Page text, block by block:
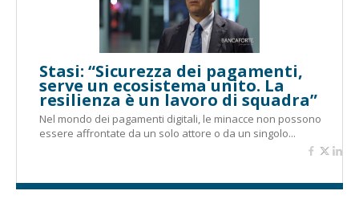
Stasi: “Sicurezza dei pagamenti,
serve un ecosistema unito. La
resilienza è un lavoro di squadra”
Nel mondo dei pagamenti digitali, le minacce non possono
essere affrontate da un solo attore o da un singolo...